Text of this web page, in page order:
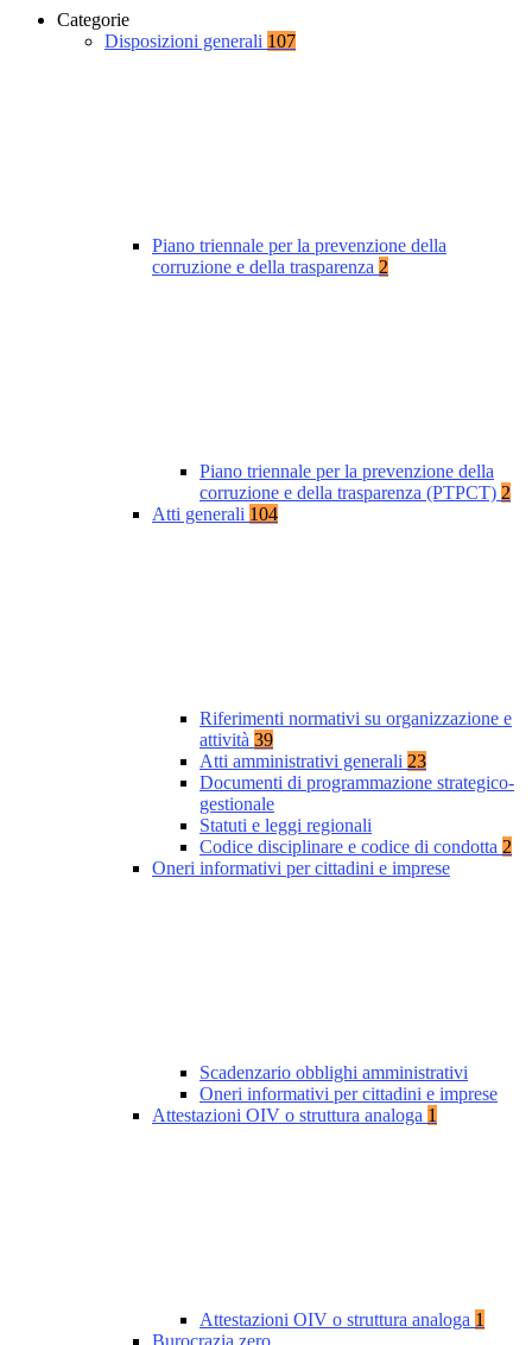
Categorie
Disposizioni generali 107
Piano triennale per la prevenzione della
corruzione e della trasparenza 2
Piano triennale per la prevenzione della
corruzione e della trasparenza (PTPCT) 2
Atti generali 104
Riferimenti normativi su organizzazione e
attività 39
Atti amministrativi generali 23
Documenti di programmazione strategico-
gestionale
Statuti e leggi regionali
Codice disciplinare e codice di condotta 2
Oneri informativi per cittadini e imprese
Scadenzario obblighi amministrativi
Oneri informativi per cittadini e imprese
Attestazioni OIV o struttura analoga 1
Attestazioni OIV o struttura analoga 1